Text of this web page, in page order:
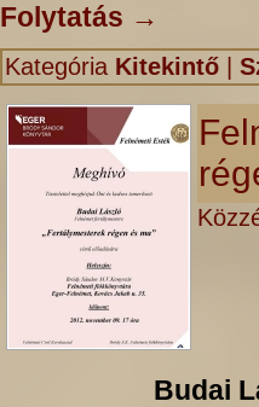
Folytatás →
Kategória Kitekintő
Budai